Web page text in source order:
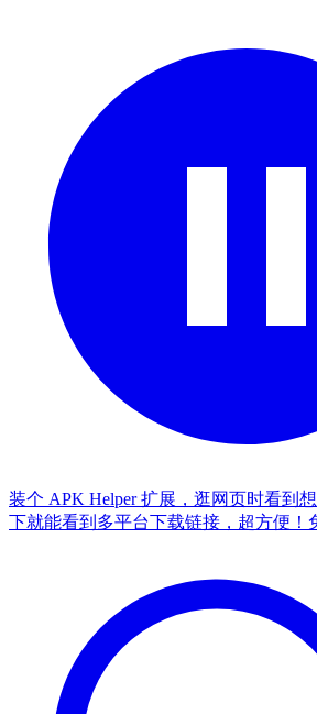
装个 APK Helper 扩展，逛网页时看到
下就能看到多平台下载链接，超方便！